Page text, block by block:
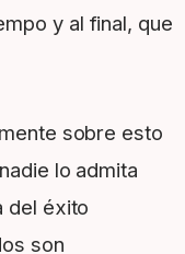
y al final, que
sobre esto
lo admita
del éxito
son